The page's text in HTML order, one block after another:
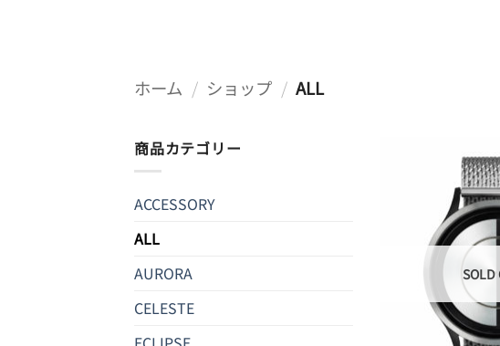
ホーム / ショップ / ALL
商品カテゴリー
ACCESSORY
ALL
AURORA
CELESTE